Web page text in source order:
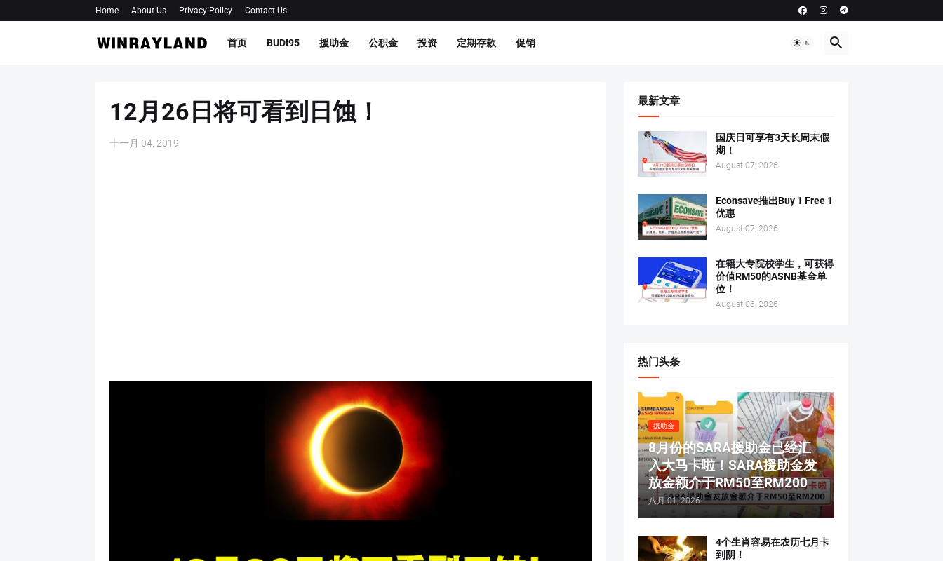
Home About Us Privacy Policy Contact Us
首页 BUDI95 援助金 公积金 投资 定期存款 促销
12月26日将可看到日蚀！
十一月 04, 2019
最新文章
国庆日可享有3天长周末假
期！
August 07, 2026
Econsave推出Buy 1 Free 1
优惠
August 07, 2026
在籍大专院校学生，可获得
价值RM50的ASNB基金单
位！
August 06, 2026
热门头条
援助金
8月份的SARA援助金已经汇
入大马卡啦！SARA援助金发
放金额介于RM50至RM200
八月 01, 2026
4个生肖容易在农历七月卡
到阴！